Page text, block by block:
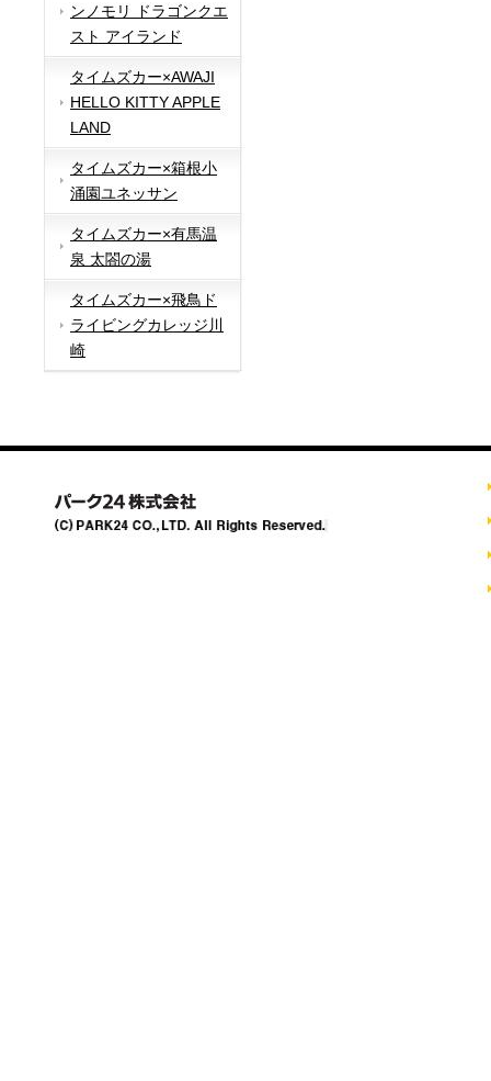
ンノモリ ドラゴンクエ
スト アイランド
タイムズカー×AWAJI
HELLO KITTY APPLE
LAND
タイムズカー×箱根小
涌園ユネッサン
タイムズカー×有馬温
泉 太閤の湯
タイムズカー×飛鳥ド
ライビングカレッジ川
崎